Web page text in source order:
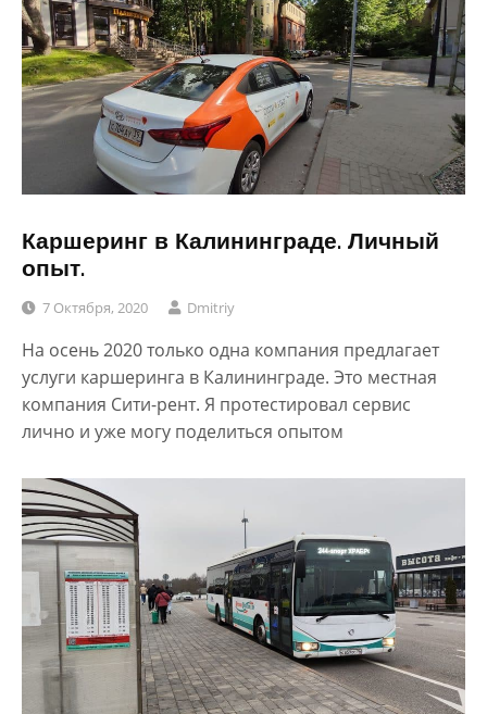
Каршеринг в Калининграде. Личный
опыт.
7 Октября, 2020 Dmitriy
На осень 2020 только одна компания предлагает
услуги каршеринга в Калининграде. Это местная
компания Сити-рент. Я протестировал сервис
лично и уже могу поделиться опытом